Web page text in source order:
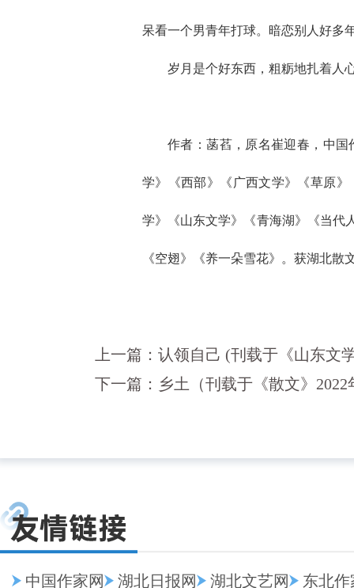
呆看一个男青年打球。暗恋别人好多
岁月是个好东西，粗粝地扎着人
作者：菡萏，原名崔迎春，中
学》《西部》《广西文学》《草原
学》《山东文学》《青海湖》《当代
《空翅》《养一朵雪花》。获湖北散
上一篇： 认领自己 (刊载于《山东文
下一篇： 乡土（刊载于《散文》2022
中国作家网 湖北日报网 湖北文艺网 东北作